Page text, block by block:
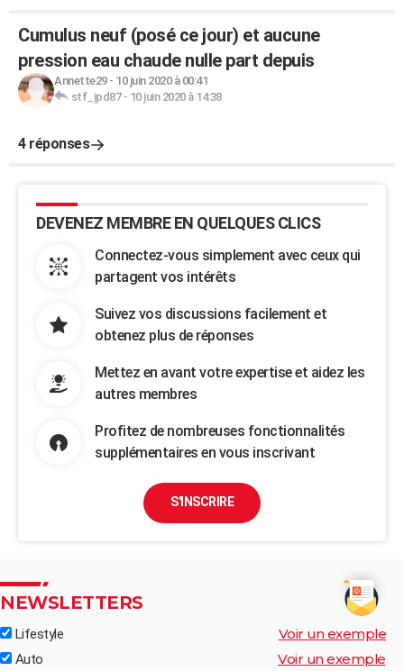
Cumulus neuf (posé ce jour) et aucune
pression eau chaude nulle part depuis
Annette29- 10 juin 2020 à 00:41
stf_jpd87- 10 juin 2020 à 14:38
4 réponses
DEVENEZ MEMBRE EN QUELQUES CLICS
Connectez-vous simplement avec ceux qui
partagent vos intérêts
Suivez vos discussions facilement et
obtenez plus de réponses
Mettez en avant votre expertise et aidez les
autres membres
Profitez de nombreuses fonctionnalités
supplémentaires en vous inscrivant
S'INSCRIRE
NEWSLETTERS
Lifestyle Voir un exemple
Auto Voir un exemple